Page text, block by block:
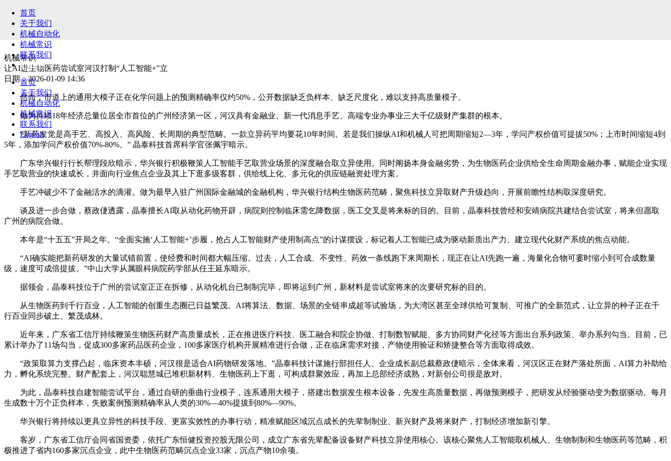
首页
关于我们
机械自动化
机械常识
联系我们
English
首页
关于我们
机械自动化
机械常识
联系我们
English
机械常识
让AI进生物医药尝试室河汉打制“人工智能+”立
日期：2026-01-09 14:36
然而，市道上的通用大模子正在化学问题上的预测精确率仅约50%，公开数据缺乏负样本、缺乏尺度化，难以支持高质量模子。
做为持续18年经济总量位居全市首位的广州经济第一区，河汉具有金融业、新一代消息手艺、高端专业办事业三大千亿级财产集群的根本。
“新药发觉是高手艺、高投入、高风险、长周期的典型范畴。一款立异药平均要花10年时间。若是我们操纵AI和机械人可把周期缩短2—3年，学问产权价值可提拔50%；上市时间缩短4到
5年，添加学问产权价值70%-80%。” 晶泰科技首席科学官张佩宇暗示。
广东华兴银行行长帮理段欣暗示，华兴银行积极鞭策人工智能手艺取营业场景的深度融合取立异使用。同时阐扬本身金融劣势，为生物医药企业供给全生命周期金融办事，赋能企业实现
手艺取营业的快速成长，并面向行业焦点企业及其上下逛多级客群，供给线上化、多元化的供应链融资处理方案。
手艺冲破少不了金融活水的滴灌。做为最早入驻广州国际金融城的金融机构，华兴银行结构生物医药范畴，聚焦科技立异取财产升级趋向，开展前瞻性结构取深度研究。
谈及进一步合做，蔡政倢透露，晶泰擅长AI取从动化药物开辟，病院则控制临床需乞降数据，医工交叉是将来标的目的。目前，晶泰科技曾经和安靖病院共建结合尝试室，将来但愿取
广州的病院合做。
本年是“十五五”开局之年。“全面实施‘人工智能+’步履，抢占人工智能财产使用制高点”的计谋摆设，标记着人工智能已成为驱动新质出产力、建立现代化财产系统的焦点动能。
“AI确实能把新药研发的大量试错前置，使经费和时间都大幅压缩。过去，人工合成、不变性、药效一条线跑下来周期长，现正在让AI先跑一遍，海量化合物可霎时缩小到可合成数量
级，速度可成倍提拔。”中山大学从属眼科病院药学部从任王延东暗示。
据领会，晶泰科技位于广州的尝试室正正在拆修，从动化机台已制制完毕，即将运到广州，新材料是尝试室将来的次要研究标的目的。
从生物医药到千行百业，人工智能的创重生态圈已日益繁茂。AI将算法、数据、场景的全链串成超等试验场，为大湾区甚至全球供给可复制、可推广的全新范式，让立异的种子正在千
行百业同步破土、繁茂成林。
近年来，广东省工信厅持续鞭策生物医药财产高质量成长，正在推进医疗科技、医工融合和院企协做、打制数智赋能、多方协同财产化径等方面出台系列政策、举办系列勾当。目前，已
累计举办了11场勾当，促成300多家药品医药企业，100多家医疗机构开展精准进行合做，正在临床需求对接，产物使用验证和矫捷整合等方面取得成效。
“政策取算力支撑凸起，临床资本丰硕，河汉很是适合AI药物研发落地。”晶泰科技计谋施行部担任人、企业成长副总裁蔡政倢暗示，全体来看，河汉区正在财产落处所面，AI算力补助给
力，孵化系统完整。财产配套上，河汉聪慧城已堆积新材料、生物医药上下逛，可构成群聚效应，再加上总部经济成熟，对新创公司很是敌对。
为此，晶泰科技自建智能尝试平台，通过自研的垂曲行业模子，连系通用大模子，搭建出数据发生根本设备，先发生高质量数据，再做预测模子，把研发从经验驱动变为数据驱动。每月
生成数十万个正负样本，失败案例预测精确率从人类的30%—40%提拔到80%—90%。
华兴银行将持续以更具立异性的科技手段、更富实效性的办事行动，精准赋能区域沉点成长的先辈制制业、新兴财产及将来财产，打制经济增加新引擎。
客岁，广东省工信厅会同省国资委，依托广东恒健投资控股无限公司，成立广东省先辈配备设备财产科技立异使用核心。该核心聚焦人工智能取机械人、生物制制和生物医药等范畴，积
极推进了省内160多家沉点企业，此中生物医药范畴沉点企业33家，沉点产物10余项。